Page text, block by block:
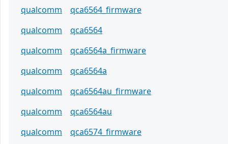
qualcomm
qca6564_firmware
qualcomm
qca6564
qualcomm
qca6564a_firmware
qualcomm
qca6564a
qualcomm
qca6564au_firmware
qualcomm
qca6564au
qualcomm
qca6574_firmware